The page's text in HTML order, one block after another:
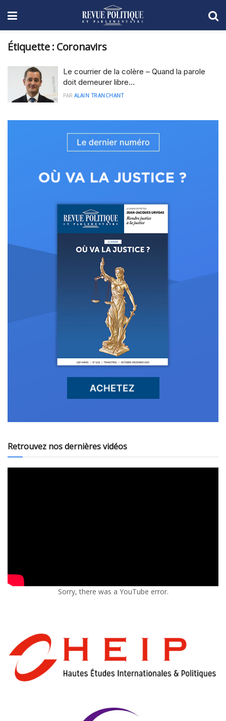
Étiquette : Coronavirs
Le courrier de la colère – Quand la parole
doit demeurer libre…
PAR ALAIN TRANCHANT
Retrouvez nos dernières vidéos
Sorry, there was a YouTube error.